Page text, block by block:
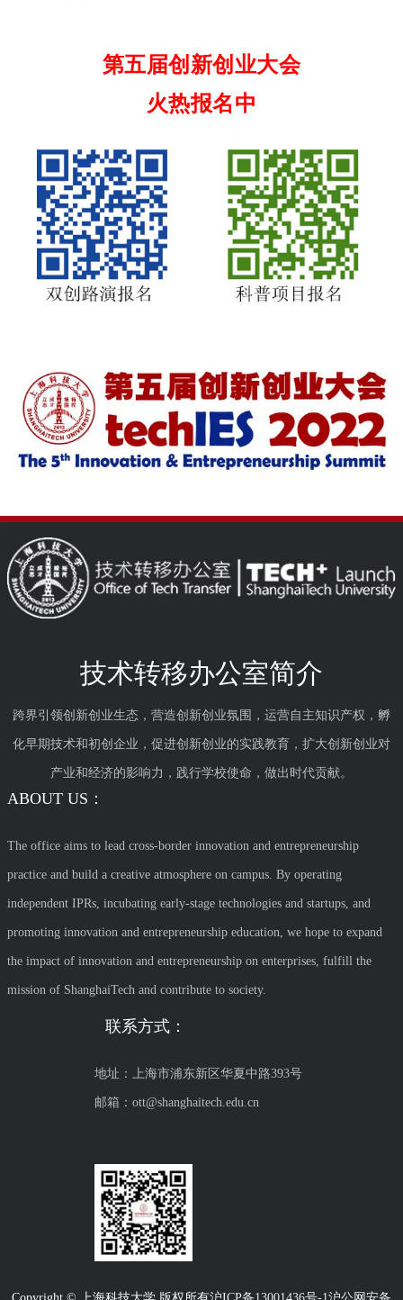
第五届创新创业大会
火热报名中
技术转移办公室简介
跨界引领创新创业生态，营造创新创业氛围，运营自主知识产权，孵
化早期技术和初创企业，促进创新创业的实践教育，扩大创新创业对
产业和经济的影响力，践行学校使命，做出时代贡献。
ABOUT US：
The office aims to lead cross-border innovation and entrepreneurship
practice and build a creative atmosphere on campus. By operating
independent IPRs, incubating early-stage technologies and startups, and
promoting innovation and entrepreneurship education, we hope to expand
the impact of innovation and entrepreneurship on enterprises, fulfill the
mission of ShanghaiTech and contribute to society.
联系方式：
地址：上海市浦东新区华夏中路393号
邮箱：ott@shanghaitech.edu.cn